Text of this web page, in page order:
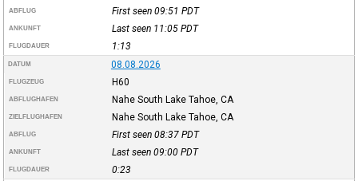
ABFLUG First seen 09:51 PDT
ANKUNFT Last seen 11:05 PDT
FLUGDAUER 1:13
DATUM 08.08.2026
FLUGZEUG H60
ABFLUGHAFEN Nahe South Lake Tahoe, CA
ZIELFLUGHAFEN Nahe South Lake Tahoe, CA
ABFLUG First seen 08:37 PDT
ANKUNFT Last seen 09:00 PDT
FLUGDAUER 0:23